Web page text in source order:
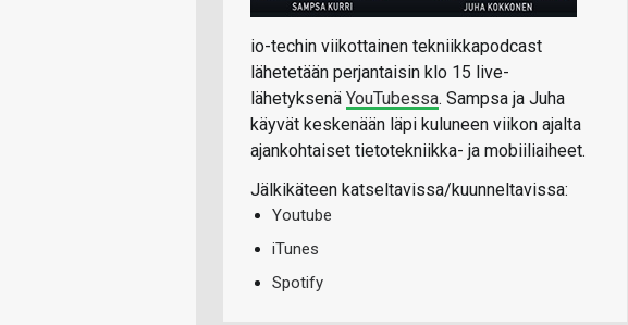
io-techin viikottainen tekniikkapodcast
lähetetään perjantaisin klo 15 live-
lähetyksenä YouTubessa. Sampsa ja Juha
käyvät keskenään läpi kuluneen viikon ajalta
ajankohtaiset tietotekniikka- ja mobiiliaiheet.
Jälkikäteen katseltavissa/kuunneltavissa:
Youtube
iTunes
Spotify